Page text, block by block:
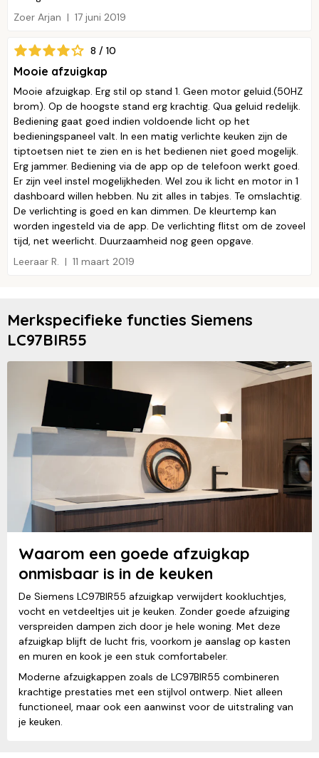
Zoer Arjan
17 juni 2019
8 / 10
Mooie afzuigkap
Mooie afzuigkap. Erg stil op stand 1. Geen motor geluid.(50HZ
brom). Op de hoogste stand erg krachtig. Qua geluid redelijk.
Bediening gaat goed indien voldoende licht op het
bedieningspaneel valt. In een matig verlichte keuken zijn de
tiptoetsen niet te zien en is het bedienen niet goed mogelijk.
Erg jammer. Bediening via de app op de telefoon werkt goed.
Er zijn veel instel mogelijkheden. Wel zou ik licht en motor in 1
dashboard willen hebben. Nu zit alles in tabjes. Te omslachtig.
De verlichting is goed en kan dimmen. De kleurtemp kan
worden ingesteld via de app. De verlichting flitst om de zoveel
tijd, net weerlicht. Duurzaamheid nog geen opgave.
Leeraar R.
11 maart 2019
Merkspecifieke functies Siemens
LC97BIR55
Waarom een goede afzuigkap
onmisbaar is in de keuken
De Siemens LC97BIR55 afzuigkap verwijdert kookluchtjes,
vocht en vetdeeltjes uit je keuken. Zonder goede afzuiging
verspreiden dampen zich door je hele woning. Met deze
afzuigkap blijft de lucht fris, voorkom je aanslag op kasten
en muren en kook je een stuk comfortabeler.
Moderne afzuigkappen zoals de LC97BIR55 combineren
krachtige prestaties met een stijlvol ontwerp. Niet alleen
functioneel, maar ook een aanwinst voor de uitstraling van
je keuken.